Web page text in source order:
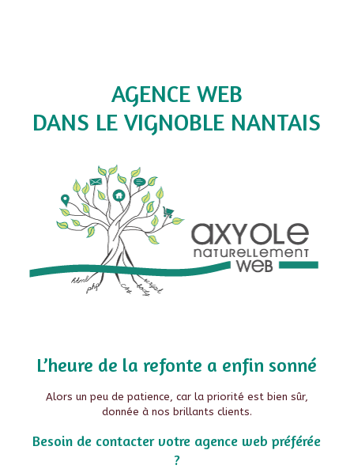
AGENCE WEB
DANS LE VIGNOBLE NANTAIS
L’heure de la refonte a enfin sonné
Alors un peu de patience, car la priorité est bien sûr,
donnée à nos brillants clients.
Besoin de contacter votre agence web préférée
?